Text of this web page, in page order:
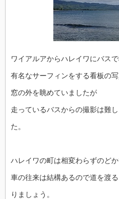
ワイアルアからハレイワにバス
有名なサーフィンをする看板の
窓の外を眺めていましたが
走っているバスからの撮影は難
た。
ハレイワの町は相変わらずのどか
車の往来は結構あるので道を渡
りましょう。